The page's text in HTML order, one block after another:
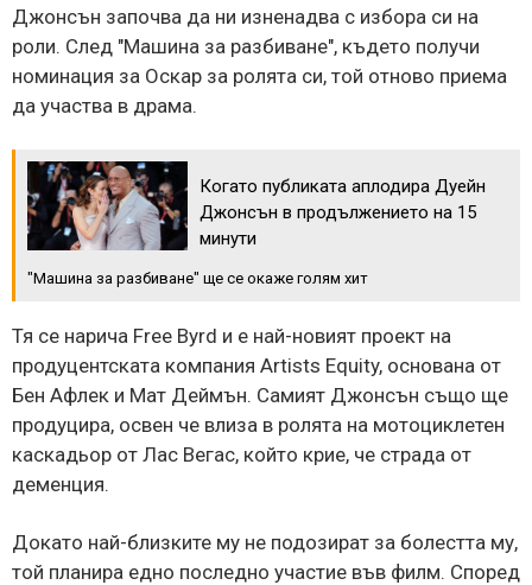
Джонсън започва да ни изненадва с избора си на
роли. След "Машина за разбиване", където получи
номинация за Оскар за ролята си, той отново приема
да участва в драма.
Когато публиката аплодира Дуейн
Джонсън в продължението на 15
минути
"Машина за разбиване" ще се окаже голям хит
Тя се нарича Free Byrd и е най-новият проект на
продуцентската компания Artists Equity, основана от
Бен Афлек и Мат Деймън. Самият Джонсън също ще
продуцира, освен че влиза в ролята на мотоциклетен
каскадьор от Лас Вегас, който крие, че страда от
деменция.
Докато най-близките му не подозират за болестта му,
той планира едно последно участие във филм. Според